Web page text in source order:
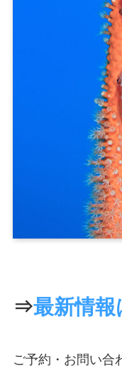
⇒最新情報
ご予約・お問い合